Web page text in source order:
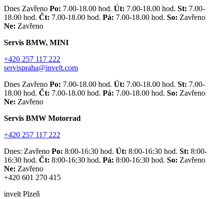
Dnes Zavřeno Po: 7.00-18.00 hod. Út: 7.00-18.00 hod. St: 7.00-
18.00 hod. Čt: 7.00-18.00 hod. Pá: 7.00-18.00 hod. So: Zavřeno
Ne: Zavřeno
Servis BMW, MINI
+420 257 117 222
servispraha@invelt.com
Dnes Zavřeno Po: 7.00-18.00 hod. Út: 7.00-18.00 hod. St: 7.00-
18.00 hod. Čt: 7.00-18.00 hod. Pá: 7.00-18.00 hod. So: Zavřeno
Ne: Zavřeno
Servis BMW Motorrad
+420 257 117 222
Dnes: Zavřeno Po: 8:00-16:30 hod. Út: 8:00-16:30 hod. St: 8:00-
16:30 hod. Čt: 8:00-16:30 hod. Pá: 8:00-16:30 hod. So: Zavřeno
Ne: Zavřeno
+420 601 270 415
invelt Plzeň